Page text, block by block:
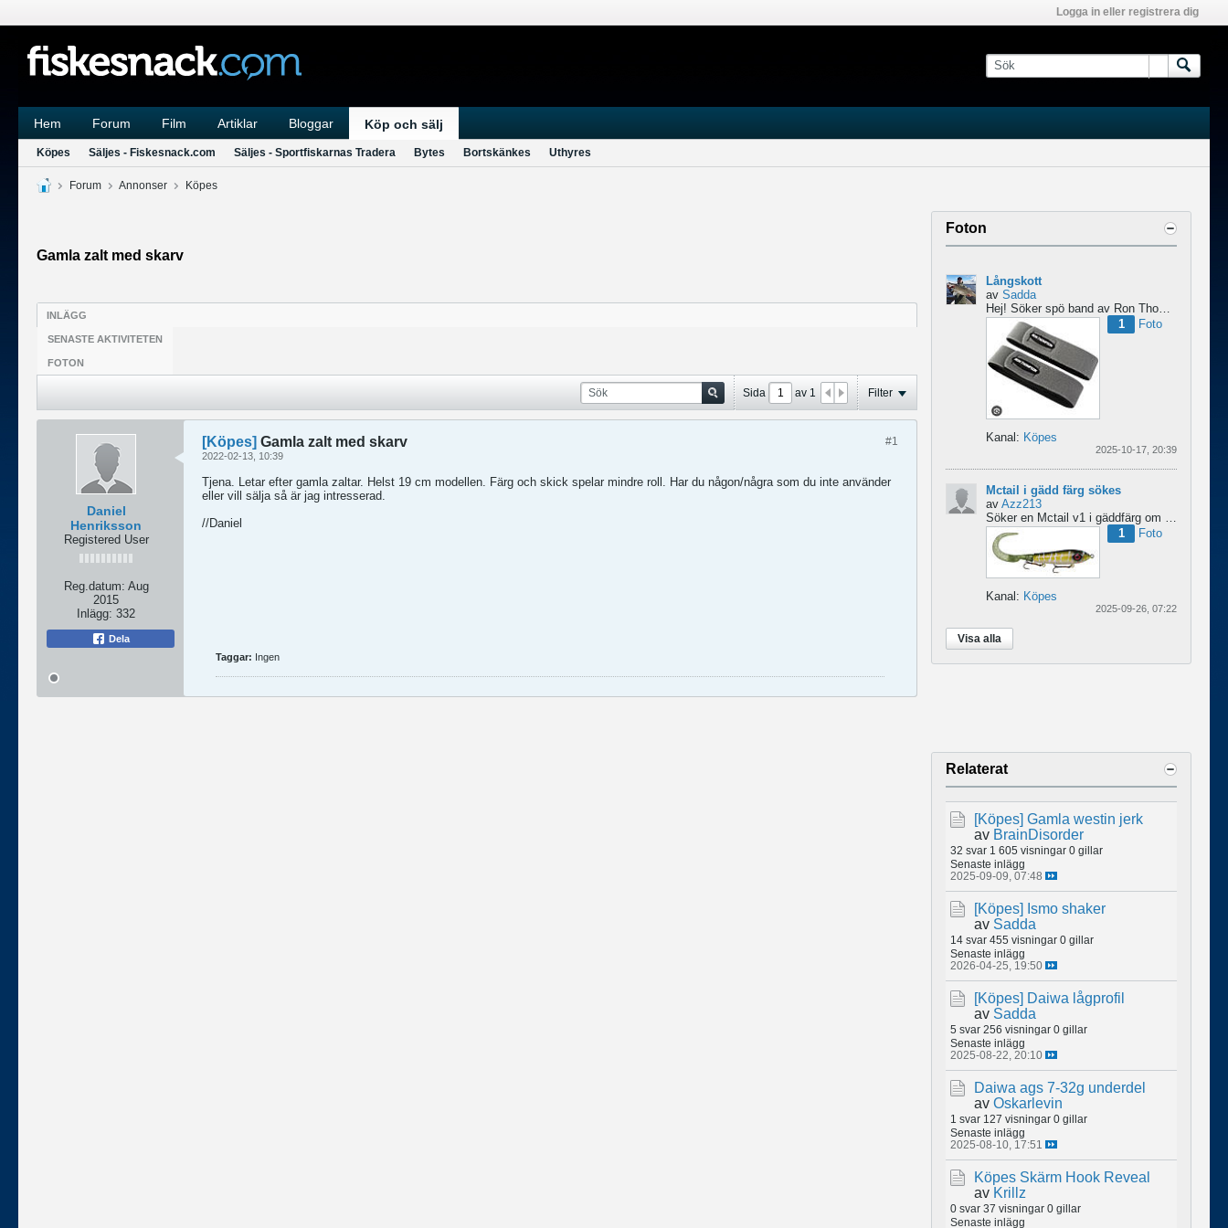
Logga in eller registrera dig
Hem Forum Film Artiklar Bloggar Köp och sälj
Köpes Säljes - Fiskesnack.com Säljes - Sportfiskarnas Tradera Bytes Bortskänkes Uthyres
Forum Annonser Köpes
Gamla zalt med skarv
INLÄGG
SENASTE AKTIVITETEN
FOTON
Sida av 1 Filter
Daniel
Henriksson
Registered User
Reg.datum: Aug
2015
Inlägg: 332
Dela
#1
[Köpes] Gamla zalt med skarv
2022-02-13, 10:39
Tjena. Letar efter gamla zaltar. Helst 19 cm modellen. Färg och skick spelar mindre roll. Har du någon/några som du inte använder
eller vill sälja så är jag intresserad.
//Daniel
Taggar: Ingen
Foton
Långskott
av Sadda
Hej! Söker spö band av Ron Thompson. Är de bara i hyfsat skick så köper jag gärna ett par....
1
Foto
Kanal: Köpes
2025-10-17, 20:39
Mctail i gädd färg sökes
av Azz213
1
Foto
Kanal: Köpes
2025-09-26, 07:22
Visa alla
Relaterat
[Köpes] Gamla westin jerk
av BrainDisorder
32 svar 1 605 visningar 0 gillar
Senaste inlägg
2025-09-09, 07:48
[Köpes] Ismo shaker
av Sadda
14 svar 455 visningar 0 gillar
Senaste inlägg
2026-04-25, 19:50
[Köpes] Daiwa lågprofil
av Sadda
5 svar 256 visningar 0 gillar
Senaste inlägg
2025-08-22, 20:10
Daiwa ags 7-32g underdel
av Oskarlevin
1 svar 127 visningar 0 gillar
Senaste inlägg
2025-08-10, 17:51
Köpes Skärm Hook Reveal
av Krillz
0 svar 37 visningar 0 gillar
Senaste inlägg